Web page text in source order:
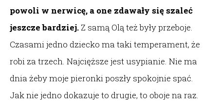
powoli w nerwicę, a one zdawały się szaleć
jeszcze bardziej. Z samą Olą też były przeboje.
Czasami jedno dziecko ma taki temperament, że
robi za trzech. Najcięższe jest usypianie. Nie ma
dnia żeby moje pieronki poszły spokojnie spać.
Jak nie jedno dokazuje to drugie, to oboje na raz.